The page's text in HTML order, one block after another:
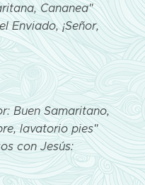
Cananea"
Enviado, ¡Señor,
Buen Samaritano,
lavatorio pies"
con Jesús: